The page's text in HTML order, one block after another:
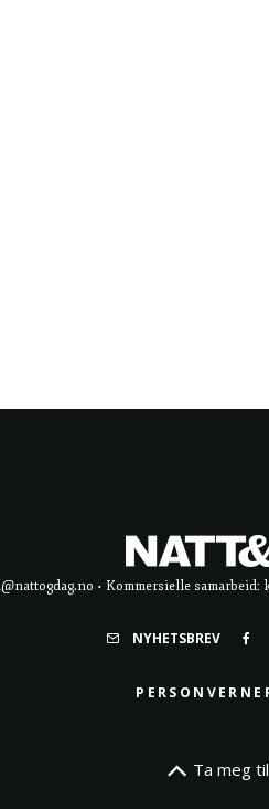
• Kommersielle
NYHETSBREV
Ta meg